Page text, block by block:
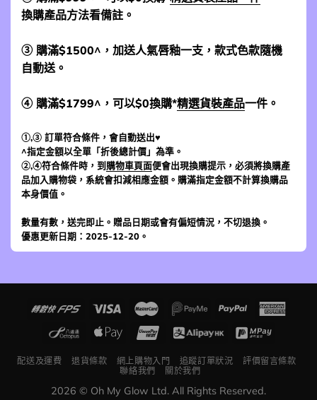
換購產品方法看備註。
③ 購滿$1500^，加送人氣唇釉一支，款式色款隨機
自動送。
④ 購滿$1799^，可以$0換購*精選貨裝產品一件。
①,③ 訂單符合條件，會自動送出♥
^指定金額以全單「折後總計價」為準。
②,④符合條件時，到 購物車頁面便會出現換購提示，必須將換購產
品加入購物袋，系統會扣減相應金額。購滿指定金額不計算換購品
本身價值。
數量有數，送完即止。贈品日期或會有偏短情況，不切退換。
優惠更新日期：2025-12-20。
配送及運費 退貨條款 網上購物入門 追蹤訂單狀況
評價留言條款
聯絡我們
關於我們
2026 © Oh My Glow Ltd. All Rights Reserved.